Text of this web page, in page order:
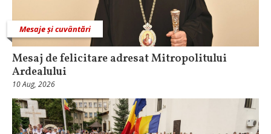
Mesaje și cuvântări
Mesaj de felicitare adresat Mitropolitului
Ardealului
10 Aug, 2026